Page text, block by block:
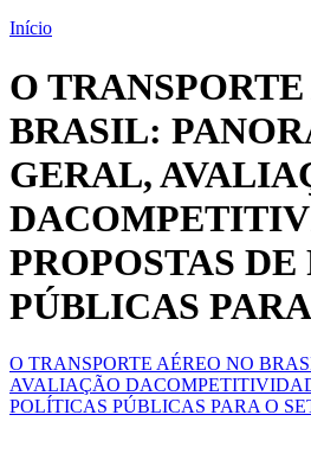
Início
O
BRASIL:
GERAL,
PROPOSTAS
PÚBLICAS
O TRANSPORTE AÉREO NO
AVALIAÇÃO
POLÍTICAS PÚBLICAS PARA O